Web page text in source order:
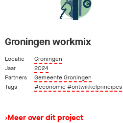
Groningen workmix
Locatie
Groningen
Jaar
2024
Partners
Gemeente Groningen
Tags
#economie#ontwikkelprincipes
›Meer over dit project